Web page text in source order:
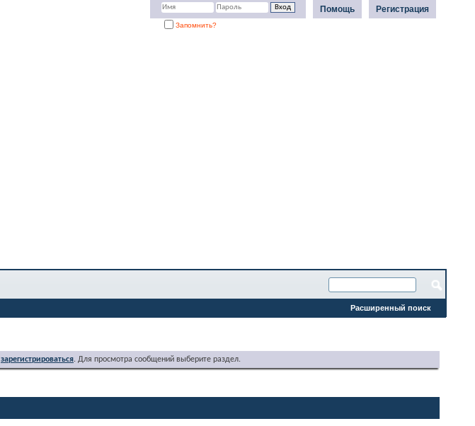
Регистрация
Помощь
Запомнить?
Расширенный поиск
зарегистрироваться. Для просмотра сообщений выберите раздел.